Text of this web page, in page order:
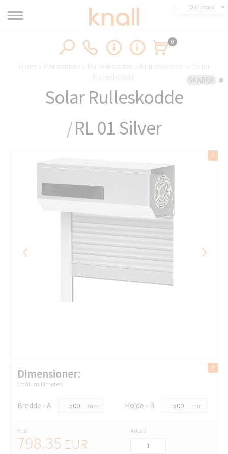
SKABER
Denmark
0
Hjem › Persienner › Rulleskodder › Rulleskodder ›
Solar
Rulleskodde
Solar Rulleskodde
/RL 01 Silver
‹ ›
Dimensioner:
(mål i millimeter)
Bredde - A mm Højde - B mm
Pris:
798.35 EUR
Antal: